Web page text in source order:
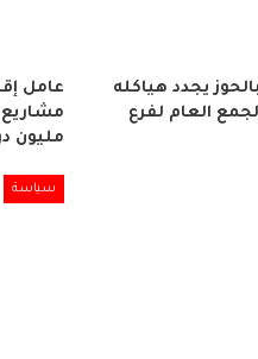
يجدد هياكله
العام لفرع
عامل
مليون
سياسة